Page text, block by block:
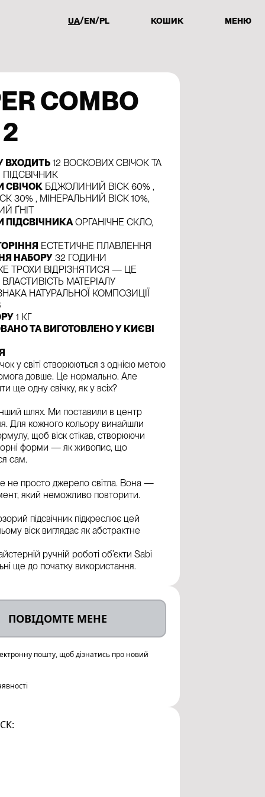
UA EN PL КОШИК МЕНЮ
COMBO
ВХОДИТЬ 12 ВОСКОВИХ СВІЧОК ТА
СВІЧОК БДЖОЛИНИЙ ВІСК 60% ,
30% , МІНЕРАЛЬНИЙ ВІСК 10%,
ҐНІТ
ПІДСВІЧНИКАОРГАНІЧНЕ СКЛО,
ЕСТЕТИЧНЕ ПЛАВЛЕННЯ
НАБОРУ 32 ГОДИНИ
ТРОХИ ВІДРІЗНЯТИСЯ — ЦЕ
МАТЕРІАЛУ
НАТУРАЛЬНОЇ КОМПОЗИЦІЇ
1 КГ
ТА ВИГОТОВЛЕНО У КИЄВІ
у світі створюються з однією метою
довше. Це нормально. Але
ще одну свічку, як у всіх?
шлях. Ми поставили в центр
Для кожного кольору винайшли
щоб віск стікав, створюючи
форми — як живопис, що
сам.
не просто джерело світла. Вона —
який неможливо повторити.
підсвічник підкреслює цей
віск виглядає як абстрактне
ручній роботі об’єкти Sabi
ще до початку використання.
ПОВІДОМТЕ МЕНЕ
пошту, щоб дізнатись про новий